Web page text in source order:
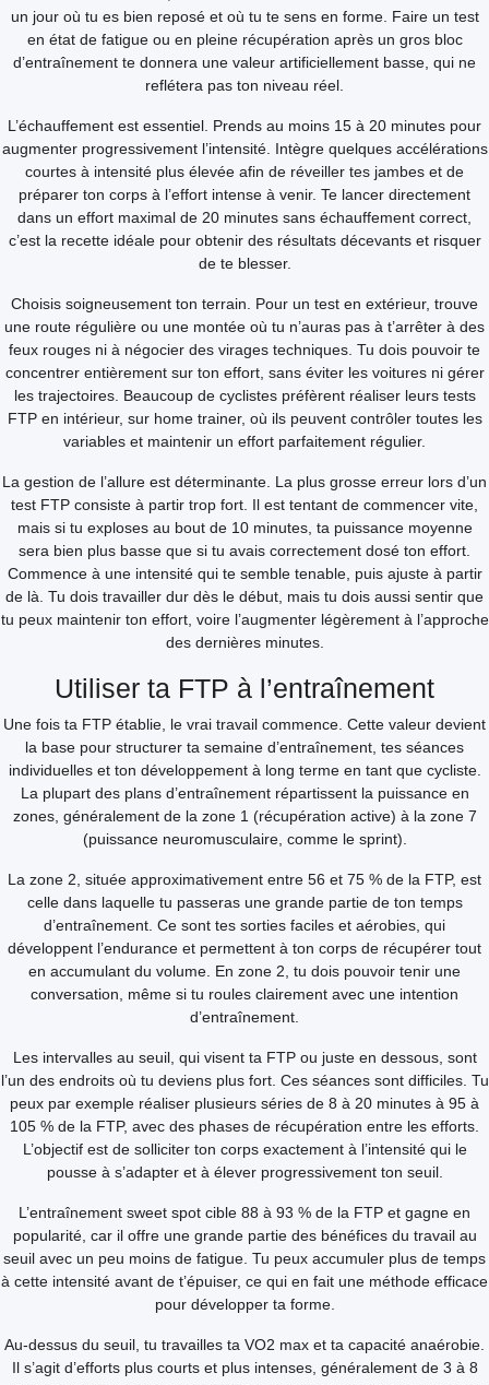
un jour où tu es bien reposé et où tu te sens en forme. Faire un test
en état de fatigue ou en pleine récupération après un gros bloc
d’entraînement te donnera une valeur artificiellement basse, qui ne
reflétera pas ton niveau réel.
L’échauffement est essentiel. Prends au moins 15 à 20 minutes pour
augmenter progressivement l’intensité. Intègre quelques accélérations
courtes à intensité plus élevée afin de réveiller tes jambes et de
préparer ton corps à l’effort intense à venir. Te lancer directement
dans un effort maximal de 20 minutes sans échauffement correct,
c’est la recette idéale pour obtenir des résultats décevants et risquer
de te blesser.
Choisis soigneusement ton terrain. Pour un test en extérieur, trouve
une route régulière ou une montée où tu n’auras pas à t’arrêter à des
feux rouges ni à négocier des virages techniques. Tu dois pouvoir te
concentrer entièrement sur ton effort, sans éviter les voitures ni gérer
les trajectoires. Beaucoup de cyclistes préfèrent réaliser leurs tests
FTP en intérieur, sur home trainer, où ils peuvent contrôler toutes les
variables et maintenir un effort parfaitement régulier.
La gestion de l’allure est déterminante. La plus grosse erreur lors d’un
test FTP consiste à partir trop fort. Il est tentant de commencer vite,
mais si tu exploses au bout de 10 minutes, ta puissance moyenne
sera bien plus basse que si tu avais correctement dosé ton effort.
Commence à une intensité qui te semble tenable, puis ajuste à partir
de là. Tu dois travailler dur dès le début, mais tu dois aussi sentir que
tu peux maintenir ton effort, voire l’augmenter légèrement à l’approche
des dernières minutes.
Utiliser ta FTP à l’entraînement
Une fois ta FTP établie, le vrai travail commence. Cette valeur devient
la base pour structurer ta semaine d’entraînement, tes séances
individuelles et ton développement à long terme en tant que cycliste.
La plupart des plans d’entraînement répartissent la puissance en
zones, généralement de la zone 1 (récupération active) à la zone 7
(puissance neuromusculaire, comme le sprint).
La zone 2, située approximativement entre 56 et 75 % de la FTP, est
celle dans laquelle tu passeras une grande partie de ton temps
d’entraînement. Ce sont tes sorties faciles et aérobies, qui
développent l’endurance et permettent à ton corps de récupérer tout
en accumulant du volume. En zone 2, tu dois pouvoir tenir une
conversation, même si tu roules clairement avec une intention
d’entraînement.
Les intervalles au seuil, qui visent ta FTP ou juste en dessous, sont
l’un des endroits où tu deviens plus fort. Ces séances sont difficiles. Tu
peux par exemple réaliser plusieurs séries de 8 à 20 minutes à 95 à
105 % de la FTP, avec des phases de récupération entre les efforts.
L’objectif est de solliciter ton corps exactement à l’intensité qui le
pousse à s’adapter et à élever progressivement ton seuil.
L’entraînement sweet spot cible 88 à 93 % de la FTP et gagne en
popularité, car il offre une grande partie des bénéfices du travail au
seuil avec un peu moins de fatigue. Tu peux accumuler plus de temps
à cette intensité avant de t’épuiser, ce qui en fait une méthode efficace
pour développer ta forme.
Au-dessus du seuil, tu travailles ta VO2 max et ta capacité anaérobie.
Il s’agit d’efforts plus courts et plus intenses, généralement de 3 à 8